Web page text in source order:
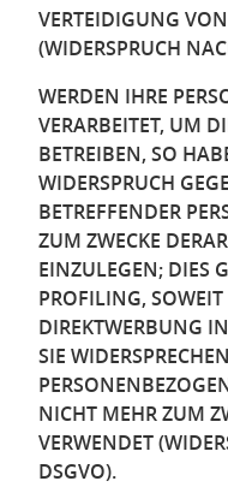
VERTEIDIGUNG
(WIDERSPRUCH
WERDEN IHRE
VERARBEITET, UM
BETREIBEN, SO
WIDERSPRUCH
BETREFFENDER
ZUM ZWECKE
EINZULEGEN; DIES
PROFILING,
DIREKTWERBUNG
SIE
NICHT MEHR ZUM
VERWENDET
DSGVO).